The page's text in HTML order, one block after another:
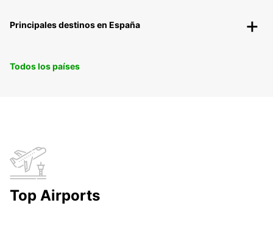
Principales destinos en España
Todos los países
Top Airports